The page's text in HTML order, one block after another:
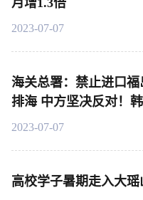
月增1.3倍
2023-07-07
海关总署：禁止进口
排海 中方坚决反对！
2023-07-07
高校学子暑期走入大